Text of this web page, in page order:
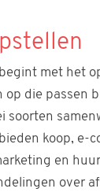
met het
die passen
soorten
koop, e-
en
over